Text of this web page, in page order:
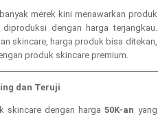
merek kini menawarkan produk
dengan harga terjangkau.
skincare, harga produk bisa ditekan,
produk skincare premium.
dan Teruji
skincare dengan harga50K-an yang